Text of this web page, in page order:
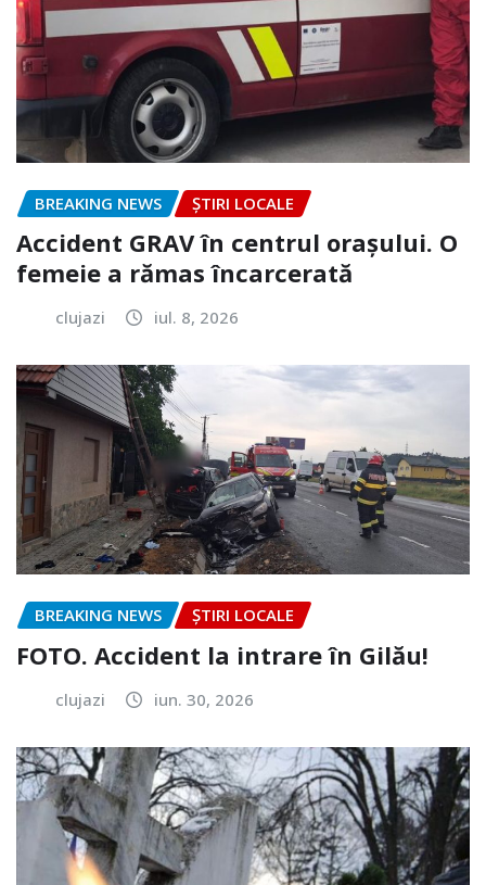
BREAKING NEWS ȘTIRI LOCALE
Accident GRAV în centrul orașului. O
femeie a rămas încarcerată
clujazi iul. 8, 2026
BREAKING NEWS ȘTIRI LOCALE
FOTO. Accident la intrare în Gilău!
clujazi iun. 30, 2026